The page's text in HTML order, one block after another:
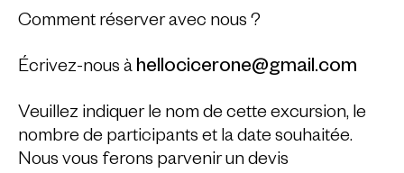
Comment réserver avec nous ?
Écrivez-nous à hellocicerone@gmail.com
Veuillez indiquer le nom de cette excursion, le
nombre de participants et la date souhaitée.
Nous vous ferons parvenir un devis